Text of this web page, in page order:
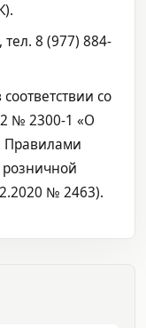
8 (977) 884-
со
№ 2300-1 «О
Правилами
№ 2463).